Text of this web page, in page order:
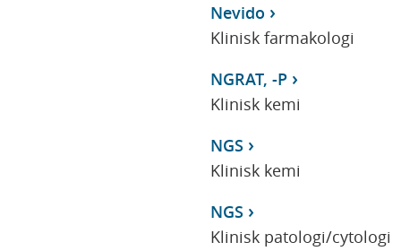
Nevido
Klinisk farmakologi
NGRAT, -P
Klinisk kemi
NGS
Klinisk kemi
NGS
Klinisk patologi/cytologi